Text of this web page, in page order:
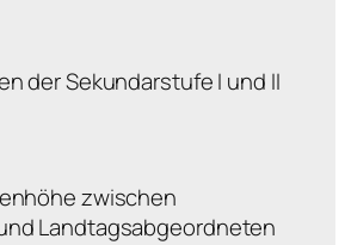
der Sekundarstufe I und II
zwischen
Landtagsabgeordneten